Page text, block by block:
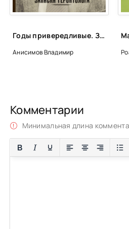
Годы привередливые. Записки геронтолога - Владимир Анисимов
Анисимов Владимир
Комментарии
Минимальная длина